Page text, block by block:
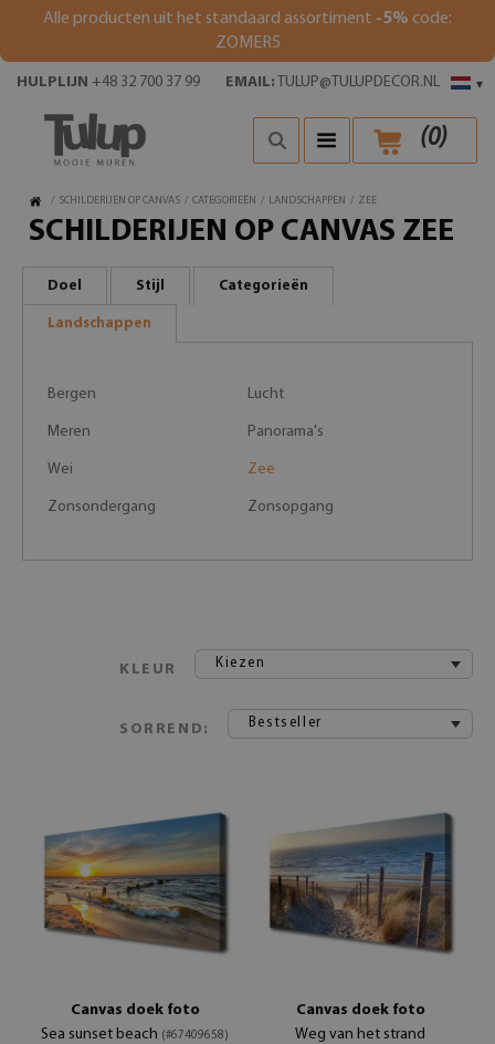
Alle producten uit het standaard assortiment -5% code:
ZOMER5
▾
HULPLIJN +48 32 700 37 99 EMAIL: TULUP@TULUPDECOR.NL
(0)
/ SCHILDERIJEN OP CANVAS / CATEGORIEËN / LANDSCHAPPEN / ZEE
SCHILDERIJEN OP CANVAS ZEE
Doel Stijl Categorieën
Landschappen
Bergen Lucht
Meren Panorama's
Wei Zee
Zonsondergang Zonsopgang
KLEUR Kiezen
SORREND: Bestseller
Canvas doek foto
Sea sunset beach (#67409658)
Canvas doek foto
Weg van het strand